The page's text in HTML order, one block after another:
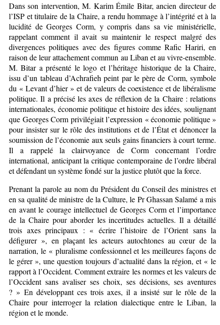
Dans son intervention, M. Karim Émile Bitar, ancien directeur de
l’ISP et titulaire de la Chaire, a rendu hommage à l’intégrité et à la
lucidité de Georges Corm, y compris dans sa vie ministérielle,
rappelant comment il avait su maintenir le respect malgré des
divergences politiques avec des figures comme Rafic Hariri, en
raison de leur attachement commun au Liban et au vivre-ensemble.
M. Bitar a présenté le logo et l’héritage historique de la Chaire,
issu d’un tableau d’Achrafieh peint par le père de Corm, symbole
du « Levant d’hier » et de valeurs de coexistence et de libéralisme
politique. Il a précisé les axes de réflexion de la Chaire : relations
internationales, économie politique et histoire des idées, soulignant
que Georges Corm privilégiait l’expression « économie politique »
pour insister sur le rôle des institutions et de l’État et dénoncer la
soumission de l’économie aux seuls gains financiers à court terme.
Il a rappelé la clairvoyance de Corm concernant l’ordre
international, anticipant la critique contemporaine de l’ordre libéral
et défendant un système fondé sur la justice plutôt que la force.
Prenant la parole au nom du Président du Conseil des ministres et
en sa qualité de ministre de la Culture, le Pr Ghassan Salamé a mis
en avant le courage intellectuel de Georges Corm et l’importance
de la Chaire pour aborder les incertitudes actuelles. Il a détaillé
trois axes principaux : « écrire l’histoire de l’Orient sans la
défigurer », en plaçant les acteurs autochtones au cœur de la
narration, le « pluralisme confessionnel et les meilleures façons de
le gérer », une question toujours d’actualité dans la région, et « le
rapport à l’Occident. Comment extraire les normes et les valeurs de
l’Occident sans avaliser ses choix, ses décisions, ses aventures
? » En développant ces trois axes, il a insisté sur le rôle de la
Chaire pour interroger la relation dialectique entre le Liban, la
région et le monde.